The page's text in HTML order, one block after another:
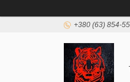
+380 (63) 854-